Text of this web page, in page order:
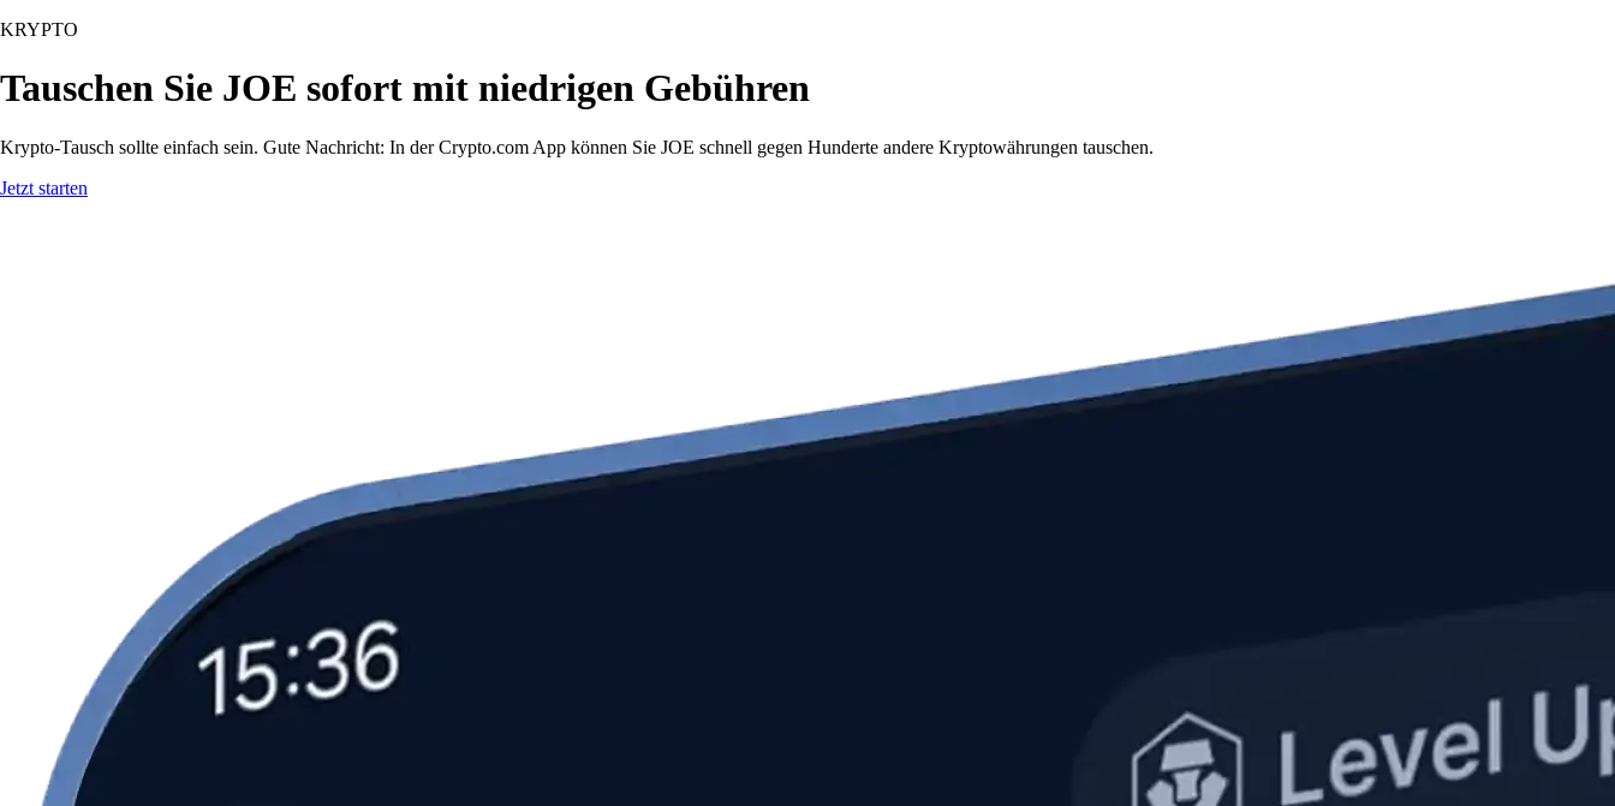
KRYPTO
Tauschen Sie JOE sofort mit niedrigen Gebühren
Krypto-Tausch sollte einfach sein. Gute Nachricht: In der Crypto.com App können Sie JOE schnell gegen Hunderte andere Kryptowährungen tauschen.
Jetzt starten